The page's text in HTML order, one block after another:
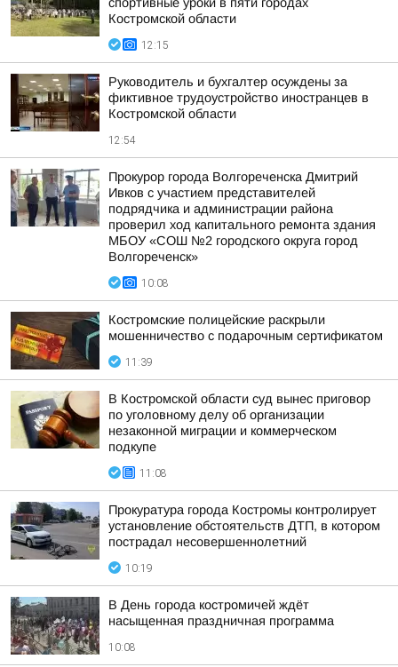
Костромской области
12:15
Руководитель и бухгалтер осуждены за
фиктивное трудоустройство иностранцев в
Костромской области
12:54
Прокурор города Волгореченска Дмитрий
Ивков с участием представителей
подрядчика и администрации района
проверил ход капитального ремонта здания
МБОУ «СОШ №2 городского округа город
Волгореченск»
10:08
Костромские полицейские раскрыли
мошенничество с подарочным сертификатом
11:39
В Костромской области суд вынес приговор
по уголовному делу об организации
незаконной миграции и коммерческом
подкупе
11:08
Прокуратура города Костромы контролирует
установление обстоятельств ДТП, в котором
пострадал несовершеннолетний
10:19
В День города костромичей ждёт
насыщенная праздничная программа
10:08